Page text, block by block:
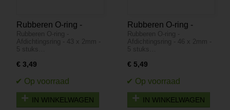
Rubberen O-ring -
Afdichtingsring - 43 x
2mm - 5 stuks
Rubberen O-ring -
Afdichtingsring - 43 x 2mm -
5 stuks…
€ 3,49
IN WINKELWAGEN
Rubberen O-ring -
Afdichtingsring - 46 x
2mm - 5 stuks
Rubberen O-ring -
Afdichtingsring - 46 x 2mm -
5 stuks…
€ 5,49
IN WINKELWAGEN